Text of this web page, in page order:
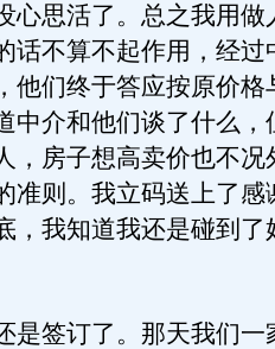
心思活了。总之我用做
话不算不起作用，经过
他们终于答应按原价格
中介和他们谈了什么，
，房子想高卖价也不况
准则。我立码送上了感
，我知道我还是碰到了
签订了。那天我们一